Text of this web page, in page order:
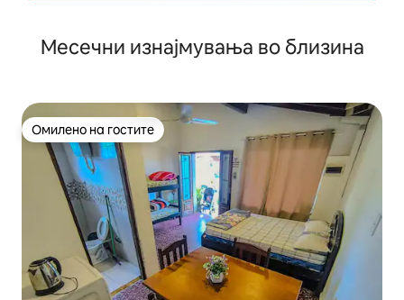
Месечни изнајмувања во близина
Омилено на гостите
Омилено на гостите